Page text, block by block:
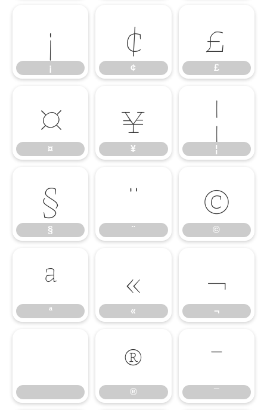
¡
¡
¢
¢
£
£
¤
¤
¥
¥
¦
¦
§
§
¨
¨
©
©
ª
ª
«
«
¬
¬
®
®
¯
¯